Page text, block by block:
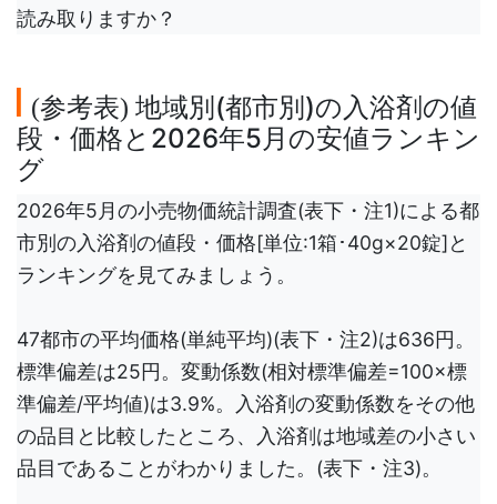
読み取りますか？
(参考表) 地域別(都市別)の入浴剤の値
段・価格と2026年5月の安値ランキン
グ
2026年5月の小売物価統計調査(表下・注1)による都
市別の入浴剤の値段・価格[単位:1箱･40g×20錠]と
ランキングを見てみましょう。
47都市の平均価格(単純平均)(表下・注2)は636円。
標準偏差は25円。変動係数(相対標準偏差=100×標
準偏差/平均値)は3.9%。入浴剤の変動係数をその他
の品目と比較したところ、入浴剤は地域差の小さい
品目であることがわかりました。(表下・注3)。